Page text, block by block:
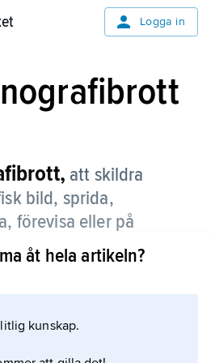
Logga in
att skildra
bild, sprida,
förevisa eller på
tillgänglig för
eller bjuda ut
och säljare.
i brottsbalken, begås
åt hela artikeln?
kunskap.